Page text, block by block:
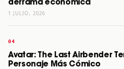
derrama económica
1 JULIO, 2026
Avatar: The Last Airbender
Personaje Más Cómico